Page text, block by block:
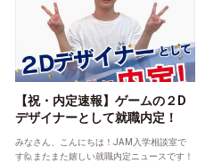
【祝・内定速報】ゲームの２D
デザイナーとして就職内定！
みなさん、こんにちは！JAM入学相談室で
す🙋またまた嬉しい就職内定ニュースです！